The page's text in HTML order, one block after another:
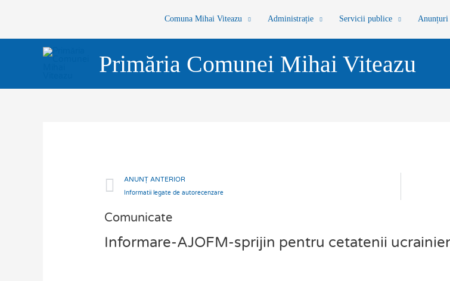
Comuna Mihai Viteazu Administrație Servicii publice Anunțuri
Primăria Comunei Mihai Viteazu
Prev
ANUNȚ ANTERIOR
Informatii legate de autorecenzare
Comunicate
Informare-AJOFM-sprijin pentru cetatenii